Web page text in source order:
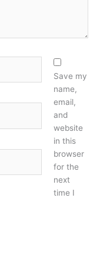
Save my
name,
email,
and
website
in this
browser
for the
next
time I